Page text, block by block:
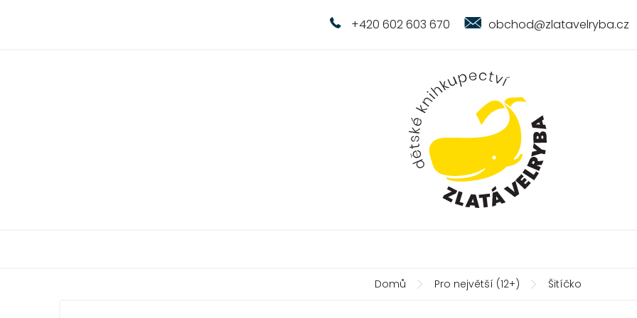
+420 602 603 670 obchod@zlatavelryba.cz
Domů Pro největší (12+) Šitíčko